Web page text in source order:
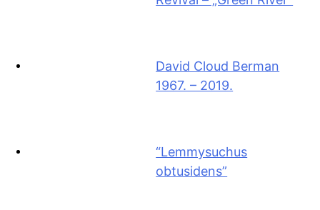
David Cloud Berman
1967. – 2019.
“Lemmysuchus
obtusidens”